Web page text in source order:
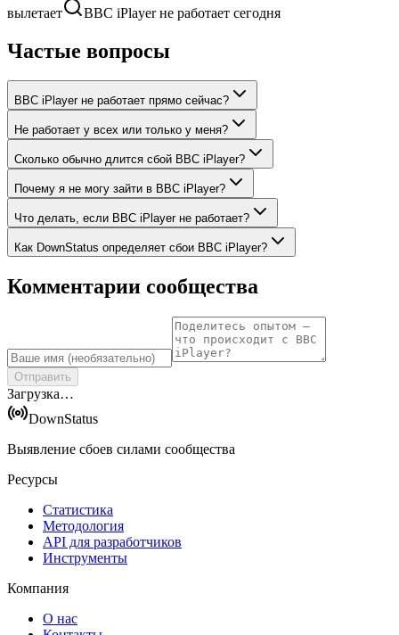
вылетает
BBC iPlayer не работает сегодня
Частые вопросы
BBC iPlayer не работает прямо сейчас?
Не работает у всех или только у меня?
Сколько обычно длится сбой BBC iPlayer?
Почему я не могу зайти в BBC iPlayer?
Что делать, если BBC iPlayer не работает?
Как DownStatus определяет сбои BBC iPlayer?
Комментарии сообщества
Отправить
Загрузка…
DownStatus
Выявление сбоев силами сообщества
Ресурсы
Статистика
Методология
API для разработчиков
Инструменты
Компания
О нас